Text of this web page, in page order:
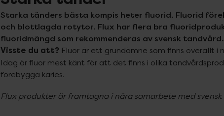
Starka tänders bästa kompis heter fluorid. Fluorid
och blottlagda rotytor. Flux har flera bra
fluoridmängd som rekommenderas av svensk
Visste du att? Fluor är ett grundämne som finns överallt
Idag är fluor mest känt för att det finns i olika
förebygga karies.
Flux produkter är framtagna i nära samarbete med svensk